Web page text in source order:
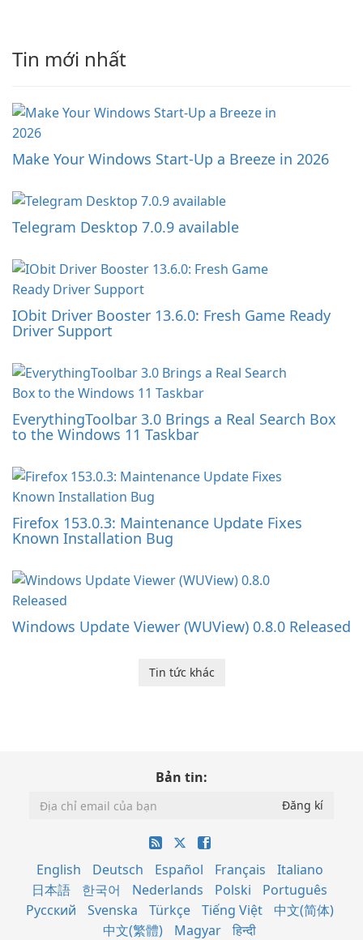
Tin mới nhất
Make Your Windows Start-Up a Breeze in 2026
Telegram Desktop 7.0.9 available
IObit Driver Booster 13.6.0: Fresh Game Ready
Driver Support
EverythingToolbar 3.0 Brings a Real Search Box
to the Windows 11 Taskbar
Firefox 153.0.3: Maintenance Update Fixes
Known Installation Bug
Windows Update Viewer (WUView) 0.8.0 Released
Tin tức khác
Bản tin:
English Deutsch Español Français
Italiano
日本語
한국어 Nederlands Polski
Português
Русский
Svenska Türkçe Tiếng Việt
中文(简体)
中文(繁體)
Magyar हिन्दी